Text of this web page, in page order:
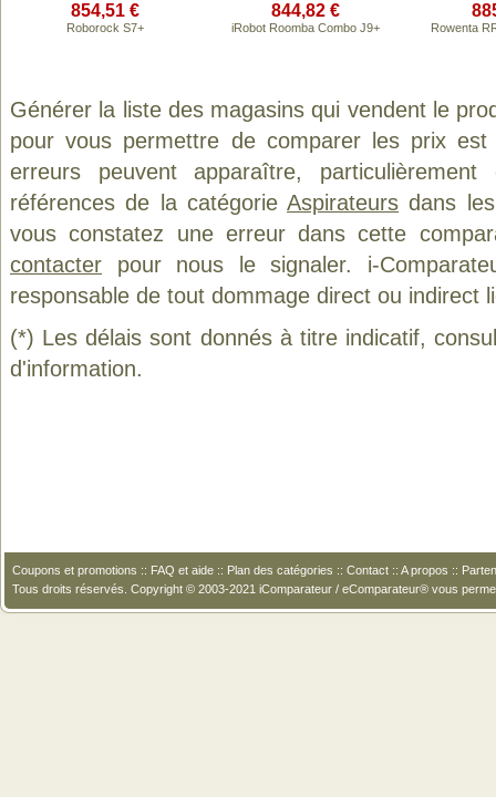
854,51 €
Roborock S7+
844,82 €
iRobot Roomba Combo J9+ Rowenta
Générer la liste des magasins qui vendent le
pour vous permettre de comparer les prix
erreurs peuvent apparaître,
références de la catégorieAspirateurs dans
vous constatez une erreur dans cette
contacter pour nous le signaler. i-
responsable de tout dommage direct ou indirect
(*) Les délais sont donnés à titre indicatif,
d'information.
Coupons et promotions :: FAQ et aide :: Plan des catégories :: Contact :: A propos ::
Tous droits réservés. Copyright © 2003-2021 iComparateur / eComparateur® vous